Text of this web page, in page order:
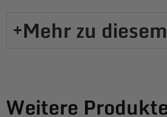
Mehr zu
Weitere